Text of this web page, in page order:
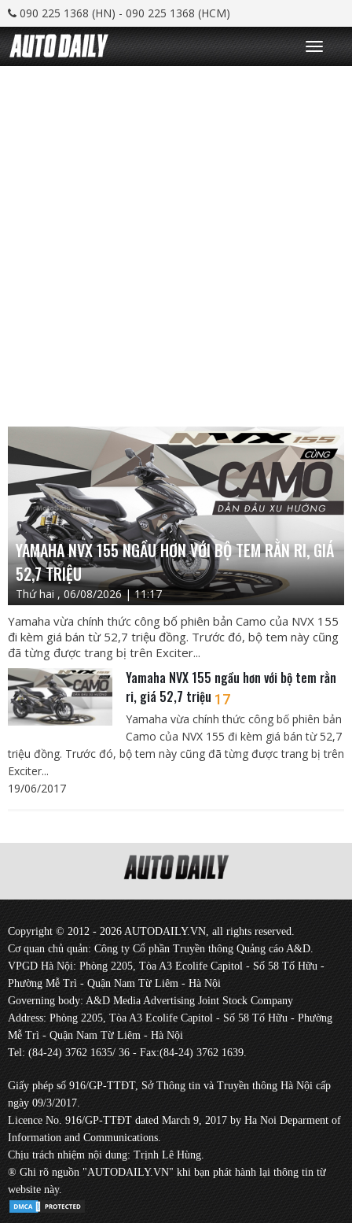
090 225 1368 (HN) - 090 225 1368 (HCM)
T
o
g
YAMAHA NVX 155 NGẦU HƠN VỚI BỘ TEM RẰN RI, GIÁ
52,7 TRIỆU
Thứ hai , 06/08/2026 | 11:17
Yamaha vừa chính thức công bố phiên bản Camo của NVX 155
đi kèm giá bán từ 52,7 triệu đồng. Trước đó, bộ tem này cũng
đã từng được trang bị trên Exciter...
Yamaha NVX 155 ngầu hơn với bộ tem rằn
ri, giá 52,7 triệu 17
Yamaha vừa chính thức công bố phiên bản
Camo của NVX 155 đi kèm giá bán từ 52,7
triệu đồng. Trước đó, bộ tem này cũng đã từng được trang bị trên
Exciter...
19/06/2017
Copyright © 2012 - 2026 AUTODAILY.VN, all rights reserved.
Cơ quan chủ quản: Công ty Cổ phần Truyền thông Quảng cáo A&D.
VPGD Hà Nội: Phòng 2205, Tòa A3 Ecolife Capitol - Số 58 Tố Hữu -
Phường Mễ Trì - Quận Nam Từ Liêm - Hà Nội
Governing body: A&D Media Advertising Joint Stock Company
Address: Phòng 2205, Tòa A3 Ecolife Capitol - Số 58 Tố Hữu - Phường
Mễ Trì - Quận Nam Từ Liêm - Hà Nội
Tel: (84-24) 3762 1635/ 36 - Fax:(84-24) 3762 1639.
Giấy phép số 916/GP-TTĐT, Sở Thông tin và Truyền thông Hà Nội cấp
ngày 09/3/2017.
Licence No. 916/GP-TTĐT dated March 9, 2017 by Ha Noi Deparment of
Information and Communications.
Chịu trách nhiệm nội dung: Trịnh Lê Hùng.
® Ghi rõ nguồn "AUTODAILY.VN" khi bạn phát hành lại thông tin từ
website này.